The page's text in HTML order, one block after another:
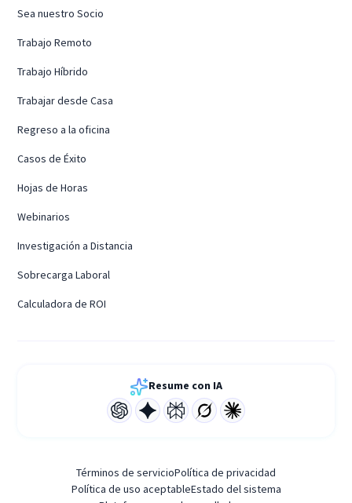
Sea nuestro Socio
Trabajo Remoto
Trabajo Híbrido
Trabajar desde Casa
Regreso a la oficina
Casos de Éxito
Hojas de Horas
Webinarios
Investigación a Distancia
Sobrecarga Laboral
Calculadora de ROI
Resume con IA
Términos de servicioPolítica de privacidad
Política de uso aceptableEstado del sistema